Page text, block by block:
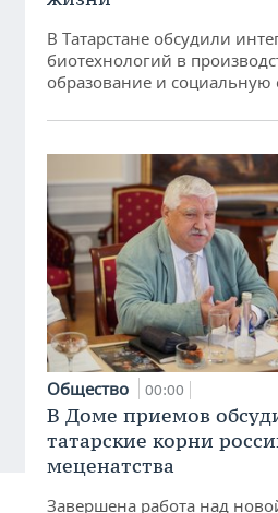
В Татарстане обсудили
биотехнологий в
образование и социальную
Общество 00:00
В Доме приемов
татарские корни
меценатства
Завершена работа над